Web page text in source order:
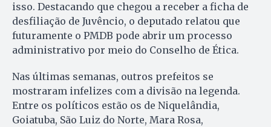
isso. Destacando que chegou a receber a ficha de
desfiliação de Juvêncio, o deputado relatou que
futuramente o PMDB pode abrir um processo
administrativo por meio do Conselho de Ética.
Nas últimas semanas, outros prefeitos se
mostraram infelizes com a divisão na legenda.
Entre os políticos estão os de Niquelândia,
Goiatuba, São Luiz do Norte, Mara Rosa,